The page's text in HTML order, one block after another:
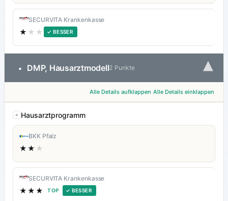
SECURVITA Krankenkasse
★ ★★ ✓ BESSER
• DMP, Hausarztmodell2 Punkte ▾
Alle Details aufklappen Alle Details einklappen
Hausarztprogramm
BKK Pfalz
★★ ★
SECURVITA Krankenkasse
★★★ TOP ✓ BESSER